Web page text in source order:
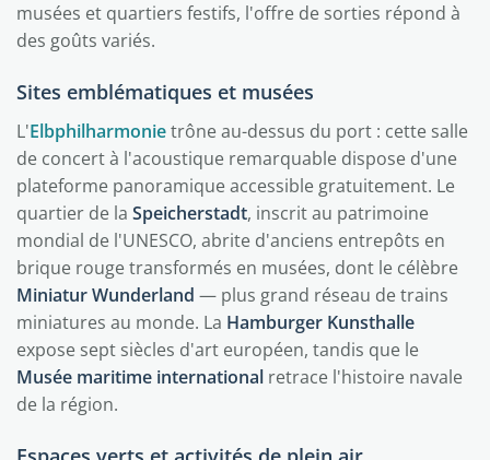
musées et quartiers festifs, l'offre de sorties répond à
des goûts variés.
Sites emblématiques et musées
L'Elbphilharmonietrône au-dessus du port : cette salle
de concert à l'acoustique remarquable dispose d'une
plateforme panoramique accessible gratuitement. Le
quartier de la Speicherstadt, inscrit au patrimoine
mondial de l'UNESCO, abrite d'anciens entrepôts en
brique rouge transformés en musées, dont le célèbre
Miniatur Wunderland — plus grand réseau de trains
miniatures au monde. La Hamburger Kunsthalle
expose sept siècles d'art européen, tandis que le
Musée maritime international retrace l'histoire navale
de la région.